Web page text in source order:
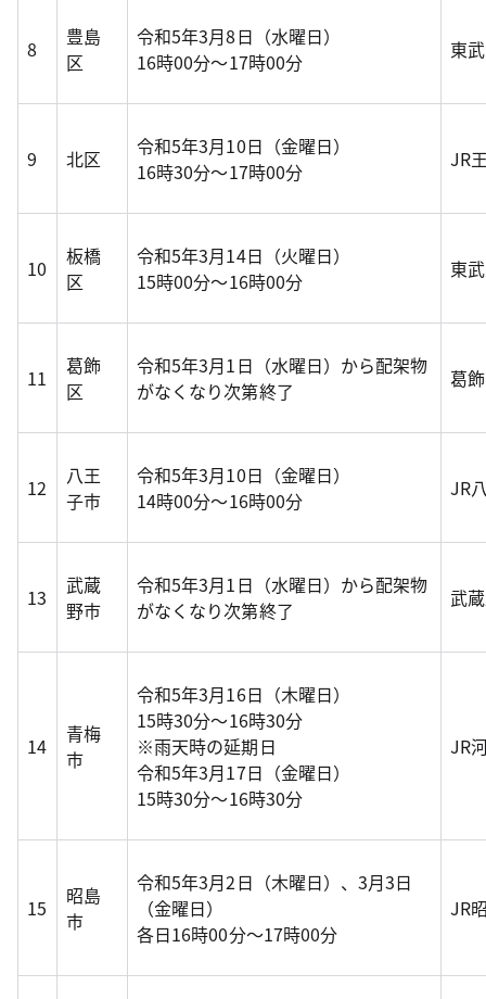
8
豊島
区
令和5年3月8日（水曜日）
16時00分～17時00分
東
9 北区
令和5年3月10日（金曜日）
16時30分～17時00分
JR
10
板橋
区
令和5年3月14日（火曜日）
15時00分～16時00分
東
11
葛飾
区
令和5年3月1日（水曜日）から配架物
がなくなり次第終了
葛
12
八王
子市
令和5年3月10日（金曜日）
14時00分～16時00分
JR
13
武蔵
野市
令和5年3月1日（水曜日）から配架物
がなくなり次第終了
武
14
青梅
市
令和5年3月16日（木曜日）
15時30分～16時30分
※雨天時の延期日
令和5年3月17日（金曜日）
15時30分～16時30分
JR
15
昭島
市
令和5年3月2日（木曜日）、3月3日
（金曜日）
各日16時00分～17時00分
JR